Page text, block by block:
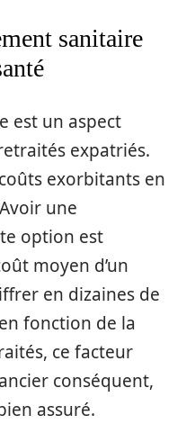
sanitaire
est un aspect
expatriés.
exorbitants en
une
option est
moyen d’un
en dizaines de
fonction de la
ce facteur
conséquent,
assuré.